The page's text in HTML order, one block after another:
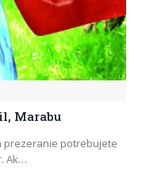
Marabu
prezeranie potrebujete
Ak…